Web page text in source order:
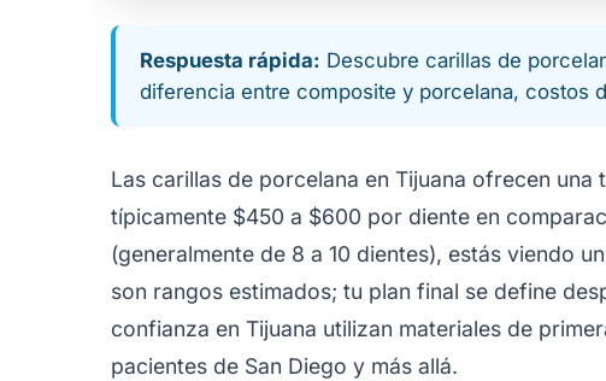
Respuesta rápida: Descubre carillas de
diferencia entre composite y porcelana, costos
Las carillas de porcelana en Tijuana ofrecen
típicamente $450 a $600 por diente en
(generalmente de 8 a 10 dientes), estás viendo
son rangos estimados; tu plan final se define
confianza en Tijuana utilizan materiales de
pacientes de San Diego y más allá.